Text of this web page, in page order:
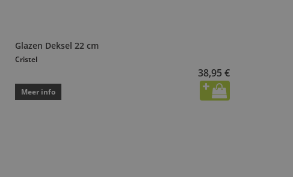
Glazen Deksel 22 cm
Cristel
38,95 €
Meer info